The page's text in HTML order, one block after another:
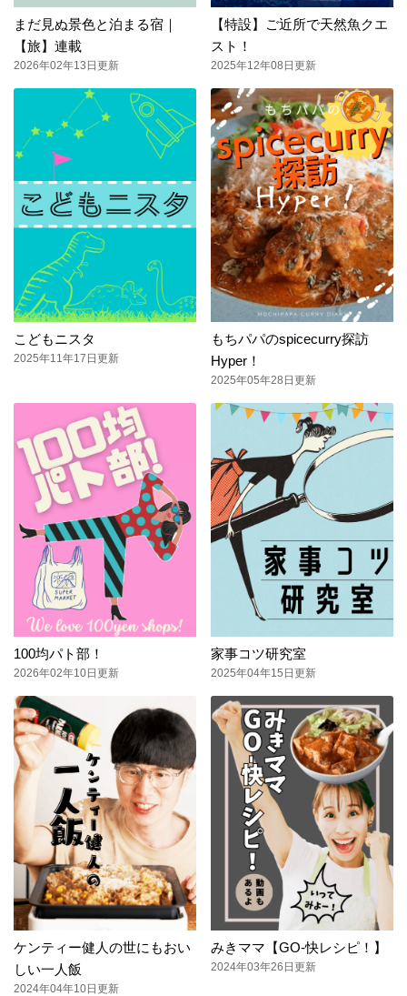
まだ見ぬ景色と泊まる宿｜
【旅】連載
2026年02年13日更新
【特設】ご近所で天然魚クエ
スト！
2025年12年08日更新
こどもニスタ
2025年11年17日更新
もちパパのspicecurry探訪
Hyper！
2025年05年28日更新
100均パト部！
2026年02年10日更新
家事コツ研究室
2025年04年15日更新
ケンティー健人の世にもおい
しい一人飯
2024年04年10日更新
みきママ【GO-快レシピ！】
2024年03年26日更新